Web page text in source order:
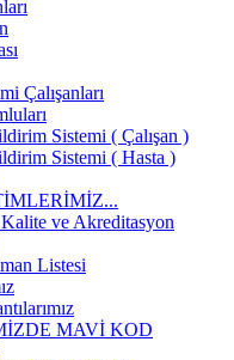
Çalışanları
Sistemi ( Çalışan )
Sistemi ( Hasta )
ve Akreditasyon
Listesi
MAVİ KOD